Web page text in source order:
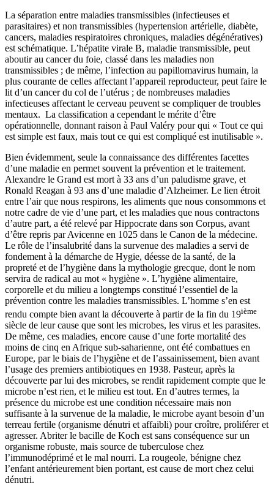
La séparation entre maladies transmissibles (infectieuses et
parasitaires) et non transmissibles (hypertension artérielle, diabète,
cancers, maladies respiratoires chroniques, maladies dégénératives)
est schématique. L’hépatite virale B, maladie transmissible, peut
aboutir au cancer du foie, classé dans les maladies non
transmissibles ; de même, l’infection au papillomavirus humain, la
plus courante de celles affectant l’appareil reproducteur, peut faire le
lit d’un cancer du col de l’utérus ; de nombreuses maladies
infectieuses affectant le cerveau peuvent se compliquer de troubles
mentaux. La classification a cependant le mérite d’être
opérationnelle, donnant raison à Paul Valéry pour qui « Tout ce qui
est simple est faux, mais tout ce qui est compliqué est inutilisable ».
Bien évidemment, seule la connaissance des différentes facettes
d’une maladie en permet souvent la prévention et le traitement.
Alexandre le Grand est mort à 33 ans d’un paludisme grave, et
Ronald Reagan à 93 ans d’une maladie d’Alzheimer. Le lien étroit
entre l’air que nous respirons, les aliments que nous consommons et
notre cadre de vie d’une part, et les maladies que nous contractons
d’autre part, a été relevé par Hippocrate dans son Corpus, avant
d’être repris par Avicenne en 1025 dans le Canon de la médecine.
Le rôle de l’insalubrité dans la survenue des maladies a servi de
fondement à la démarche de Hygie, déesse de la santé, de la
propreté et de l’hygiène dans la mythologie grecque, dont le nom
servira de radical au mot « hygiène ». L’hygiène alimentaire,
corporelle et du milieu a longtemps constitué l’essentiel de la
prévention contre les maladies transmissibles. L’homme s’en est
rendu compte bien avant la découverte à partir de la fin du 19ième
siècle de leur cause que sont les microbes, les virus et les parasites.
De même, ces maladies, encore cause d’une forte mortalité des
moins de cinq en Afrique sub-saharienne, ont été combattues en
Europe, par le biais de l’hygiène et de l’assainissement, bien avant
l’usage des premiers antibiotiques en 1938. Pasteur, après la
découverte par lui des microbes, se rendit rapidement compte que le
microbe n’est rien, et le milieu est tout. En d’autres termes, la
présence du microbe est une condition nécessaire mais non
suffisante à la survenue de la maladie, le microbe ayant besoin d’un
terreau fertile (organisme dénutri et affaibli) pour croître, proliférer et
agresser. Abriter le bacille de Koch est sans conséquence sur un
organisme robuste, mais source de tuberculose chez
l’immunodéprimé et le mal nourri. La rougeole, bénigne chez
l’enfant antérieurement bien portant, est cause de mort chez celui
dénutri.